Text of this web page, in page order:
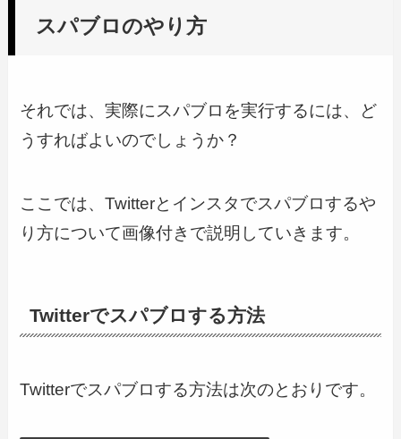
スパブロのやり方
それでは、実際にスパブロを実行するには、ど
うすればよいのでしょうか？
ここでは、Twitterとインスタでスパブロするや
り方について画像付きで説明していきます。
Twitterでスパブロする方法
Twitterでスパブロする方法は次のとおりです。